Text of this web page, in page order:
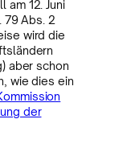
am 12. Juni
79 Abs. 2
wird die
aber schon
wie dies ein
der